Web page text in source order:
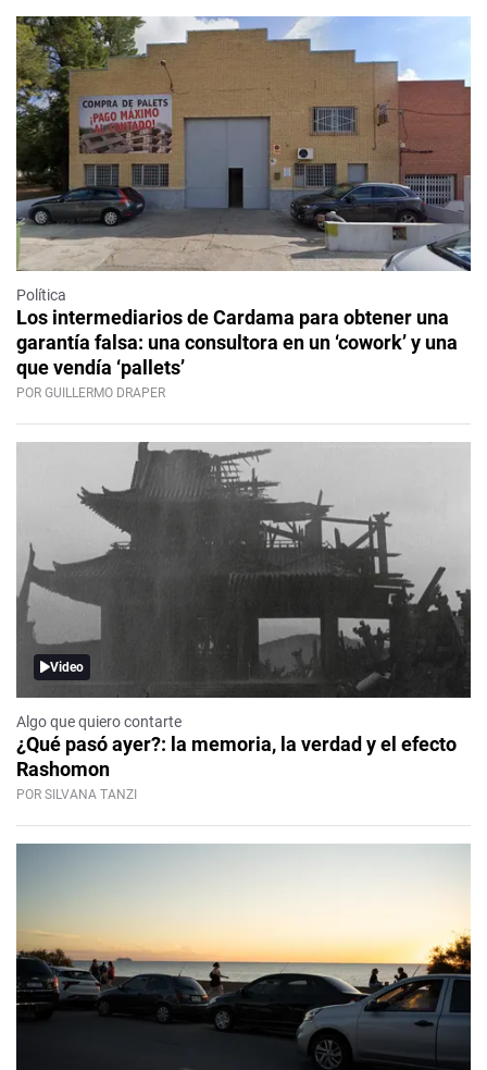
Política
Los intermediarios de Cardama para obtener una
garantía falsa: una consultora en un ‘cowork’ y una
que vendía ‘pallets’
POR GUILLERMO DRAPER
Video
Algo que quiero contarte
¿Qué pasó ayer?: la memoria, la verdad y el efecto
Rashomon
POR SILVANA TANZI